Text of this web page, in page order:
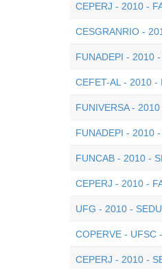
CEPERJ - 2010 -
CESGRANRIO -
FUNADEPI - 2010
CEFET-AL - 2010 -
FUNIVERSA -
FUNADEPI - 2010
FUNCAB - 2010 -
CEPERJ - 2010 -
UFG - 2010 -
COPERVE - UFSC
CEPERJ - 2010 -